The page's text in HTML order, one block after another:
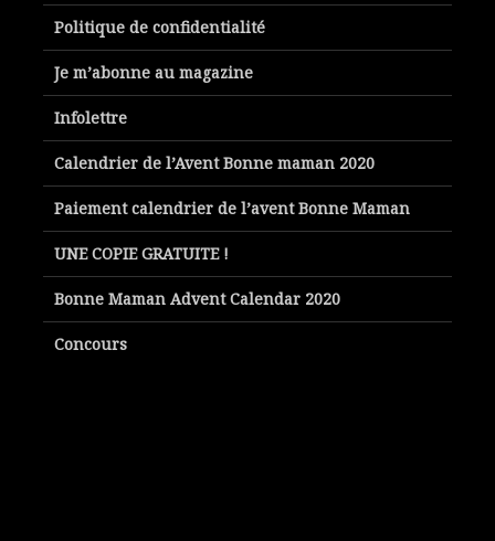
Politique de confidentialité
Je m’abonne au magazine
Infolettre
Calendrier de l’Avent Bonne maman 2020
Paiement calendrier de l’avent Bonne Maman
UNE COPIE GRATUITE !
Bonne Maman Advent Calendar 2020
Concours